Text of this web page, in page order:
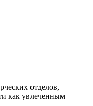
отделов,
как увлеченным